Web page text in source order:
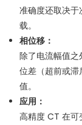
准确度还取决
载。
相位移：
除了电流幅值
位差（超前或滞
值。
应用：
高精度 CT 在可